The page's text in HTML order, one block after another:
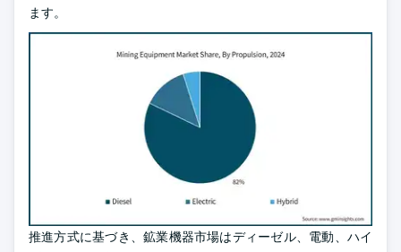
ます。
推進方式に基づき、鉱業機器市場はディーゼル、電動、ハイ